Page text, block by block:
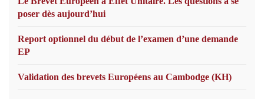
poser dès aujourd’hui
Report optionnel du début de l’examen d’une demande
EP
Validation des brevets Européens au Cambodge (KH)